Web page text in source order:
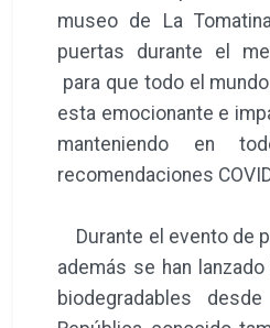
museo de La
puertas durante el
para que todo el
esta emocionante e
manteniendo en
recomendaciones
Durante el evento de
además se han
biodegradables